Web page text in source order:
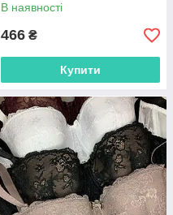
В наявності
466 ₴
Купити